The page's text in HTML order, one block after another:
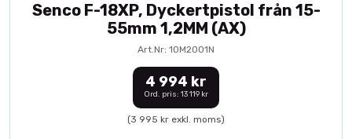
Senco F-18XP, Dyckertpistol från 15-
55mm 1,2MM (AX)
Art.Nr: 10M2001N
4 994 kr
Ord. pris: 13 119 kr
(3 995 kr exkl. moms)